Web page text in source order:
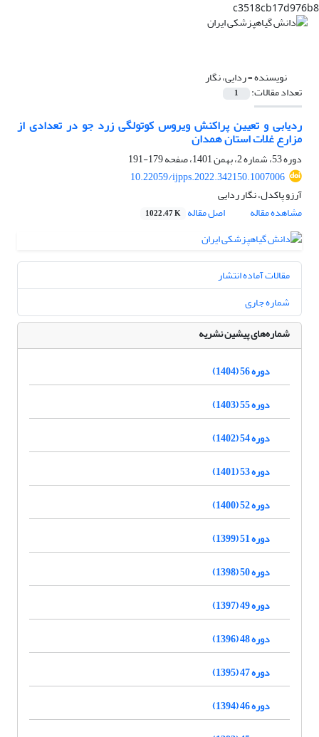
c3518cb17d976b8
نویسنده =ردایی، نگار
تعداد مقالات: 1
ردیابی و تعیین پراکنش ویروس کوتولگی زرد جو در تعدادی از
مزارع غلات استان همدان
دوره 53، شماره 2، بهمن 1401، صفحه
179-191
10.22059/ijpps.2022.342150.1007006
آرزو پاکدل، نگار ردایی
مشاهده مقاله
اصل مقاله 1022.47 K
مقالات آماده انتشار
شماره جاری
شماره‌های پیشین نشریه
دوره 56 (1404)
دوره 55 (1403)
دوره 54 (1402)
دوره 53 (1401)
دوره 52 (1400)
دوره 51 (1399)
دوره 50 (1398)
دوره 49 (1397)
دوره 48 (1396)
دوره 47 (1395)
دوره 46 (1394)